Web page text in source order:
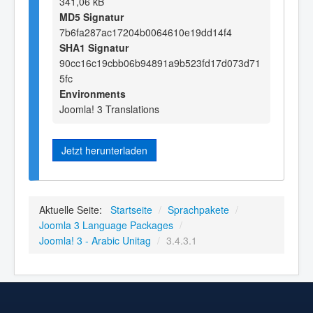
MD5 Signatur
7b6fa287ac17204b0064610e19dd14f4
SHA1 Signatur
90cc16c19cbb06b94891a9b523fd17d073d71
5fc
Environments
Joomla! 3 Translations
Jetzt herunterladen
Aktuelle Seite: Startseite / Sprachpakete /
Joomla 3 Language Packages /
Joomla! 3 - Arabic Unitag / 3.4.3.1